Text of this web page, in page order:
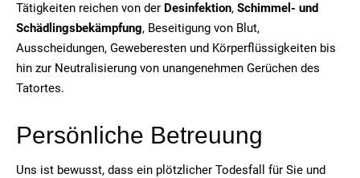
Tätigkeiten reichen von der Desinfektion, Schimmel- und
Schädlingsbekämpfung, Beseitigung von Blut,
Ausscheidungen, Geweberesten und Körperflüssigkeiten bis
hin zur Neutralisierung von unangenehmen Gerüchen des
Tatortes.
Persönliche Betreuung
Uns ist bewusst, dass ein plötzlicher Todesfall für Sie und